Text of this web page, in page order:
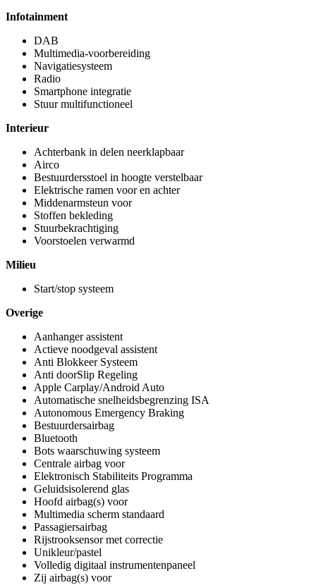
Infotainment
DAB
Multimedia-voorbereiding
Navigatiesysteem
Radio
Smartphone integratie
Stuur multifunctioneel
Interieur
Achterbank in delen neerklapbaar
Airco
Bestuurdersstoel in hoogte verstelbaar
Elektrische ramen voor en achter
Middenarmsteun voor
Stoffen bekleding
Stuurbekrachtiging
Voorstoelen verwarmd
Milieu
Start/stop systeem
Overige
Aanhanger assistent
Actieve noodgeval assistent
Anti Blokkeer Systeem
Anti doorSlip Regeling
Apple Carplay/Android Auto
Automatische snelheidsbegrenzing ISA
Autonomous Emergency Braking
Bestuurdersairbag
Bluetooth
Bots waarschuwing systeem
Centrale airbag voor
Elektronisch Stabiliteits Programma
Geluidsisolerend glas
Hoofd airbag(s) voor
Multimedia scherm standaard
Passagiersairbag
Rijstrooksensor met correctie
Unikleur/pastel
Volledig digitaal instrumentenpaneel
Zij airbag(s) voor